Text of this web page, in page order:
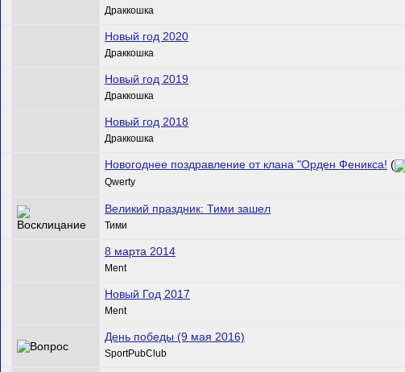
Драккошка
Новый год 2020
Драккошка
Новый год 2019
Драккошка
Новый год 2018
Драккошка
Новогоднее поздравление от клана "Орден Феникса! (
Qwerty
Великий праздник: Тими зашел
Тими
8 марта 2014
Ment
Новый Год 2017
Ment
День победы (9 мая 2016)
SportPubClub